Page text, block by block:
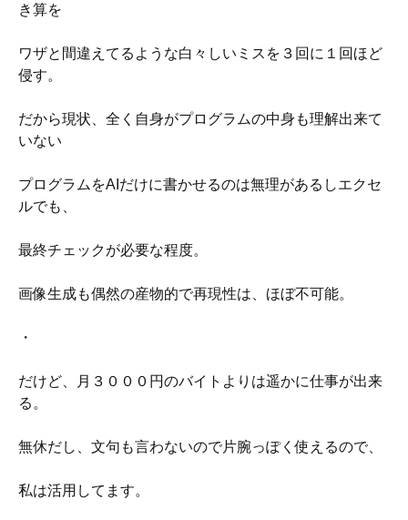
き算を
ワザと間違えてるような白々しいミスを３回に１回ほど
侵す。
だから現状、全く自身がプログラムの中身も理解出来て
いない
プログラムをAIだけに書かせるのは無理があるしエクセ
ルでも、
最終チェックが必要な程度。
画像生成も偶然の産物的で再現性は、ほぼ不可能。
・
だけど、月３０００円のバイトよりは遥かに仕事が出来
る。
無休だし、文句も言わないので片腕っぽく使えるので、
私は活用してます。